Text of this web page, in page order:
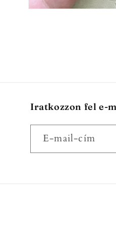
Iratkozzon fel e-
E-mail-cím